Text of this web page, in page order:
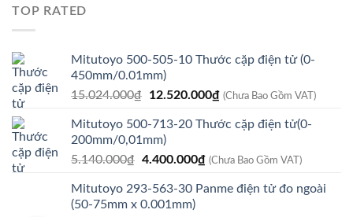
TOP RATED
Mitutoyo 500-505-10 Thước cặp điện tử (0-
450mm/0.01mm)
15.024.000₫
Giá
là:
15.024.000₫.
12.520.000₫Giá
tại
12.520.000₫.
(Chưa Bao Gồm VAT)
Mitutoyo 500-713-20 Thước cặp điện tử(0-
200mm/0,01mm)
5.140.000₫ Giá
là:
5.140.000₫.
4.400.000₫Giá
tại
(Chưa Bao Gồm VAT)
Mitutoyo 293-563-30 Panme điện tử đo ngoài
(50-75mm x 0.001mm)